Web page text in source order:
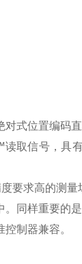
式位置编码
取信号，具
要求高的测量
同样重要的
制器兼容。